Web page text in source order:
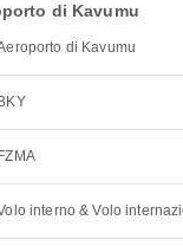
di Kavumu
di Kavumu
BKY
FZMA
interno & Volo